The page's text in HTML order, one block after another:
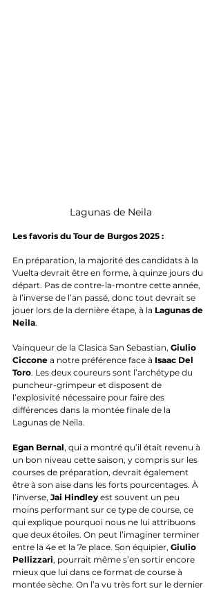
Lagunas de Neila
Les favoris du Tour de Burgos 2025 :
En préparation, la majorité des candidats à la
Vuelta devrait être en forme, à quinze jours du
départ. Pas de contre-la-montre cette année,
à l’inverse de l’an passé, donc tout devrait se
jouer lors de la dernière étape, à la Lagunas de
Neila.
Vainqueur de la Clasica San Sebastian, Giulio
Ciccone a notre préférence face à Isaac Del
Toro. Les deux coureurs sont l’archétype du
puncheur-grimpeur et disposent de
l’explosivité nécessaire pour faire des
différences dans la montée finale de la
Lagunas de Neila.
Egan Bernal, qui a montré qu’il était revenu à
un bon niveau cette saison, y compris sur les
courses de préparation, devrait également
être à son aise dans les forts pourcentages. À
l’inverse, Jai Hindley est souvent un peu
moins performant sur ce type de course, ce
qui explique pourquoi nous ne lui attribuons
que deux étoiles. On peut l’imaginer terminer
entre la 4e et la 7e place. Son équipier, Giulio
Pellizzari, pourrait même s’en sortir encore
mieux que lui dans ce format de course à
montée sèche. On l’a vu très fort sur le dernier